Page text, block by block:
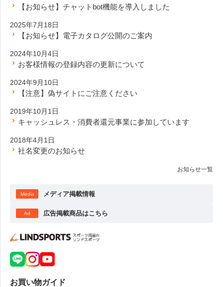
【お知らせ】チャットbot機能を導入しました
2025年7月18日
【お知らせ】電子カタログ公開のご案内
2024年10月4日
お客様情報の登録内容の更新について
2024年9月10日
【注意】偽サイトにご注意ください
2019年10月1日
キャッシュレス・消費者還元事業に参加しています
2018年4月1日
社名変更のお知らせ
お知らせ一覧
Media メディア掲載情報
Ad 広告掲載商品はこちら
お買い物ガイド